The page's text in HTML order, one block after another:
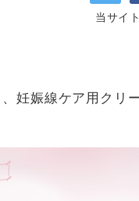
当サイ
妊娠線ケア用クリ